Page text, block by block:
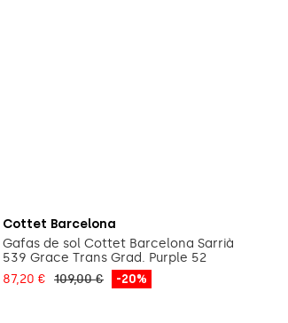
Cottet Barcelona
Gafas de sol Cottet Barcelona Sarrià
539 Grace Trans Grad. Purple 52
87,20 € 109,00 € -20%